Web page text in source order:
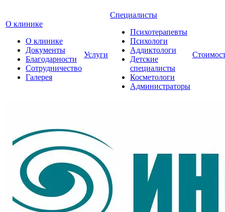
О клинике
О клинике
Документы
Благодарности
Сотрудничество
Галерея
Услуги
Специалисты
Психотерапевты
Психологи
Аддиктологи
Детские
специалисты
Косметологи
Администраторы